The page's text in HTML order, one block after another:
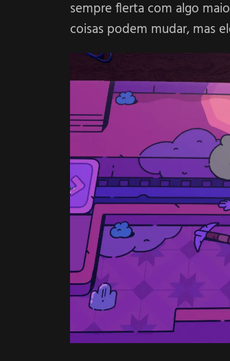
sempre flerta com algo
coisas podem mudar, mas